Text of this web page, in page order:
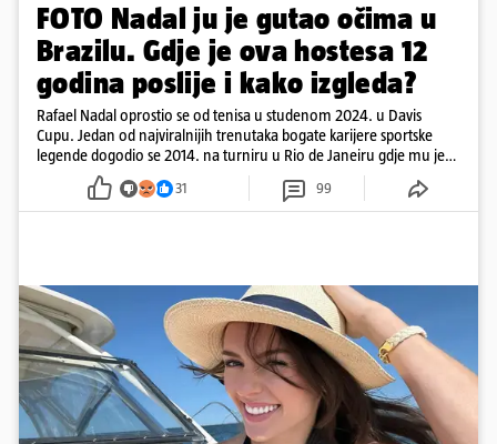
FOTO Nadal ju je gutao očima u
Brazilu. Gdje je ova hostesa 12
godina poslije i kako izgleda?
Rafael Nadal oprostio se od tenisa u studenom 2024. u Davis
Cupu. Jedan od najviralnijih trenutaka bogate karijere sportske
legende dogodio se 2014. na turniru u Rio de Janeiru gdje mu je
pažnju odvlačila ljepotica iza klupe
31 99